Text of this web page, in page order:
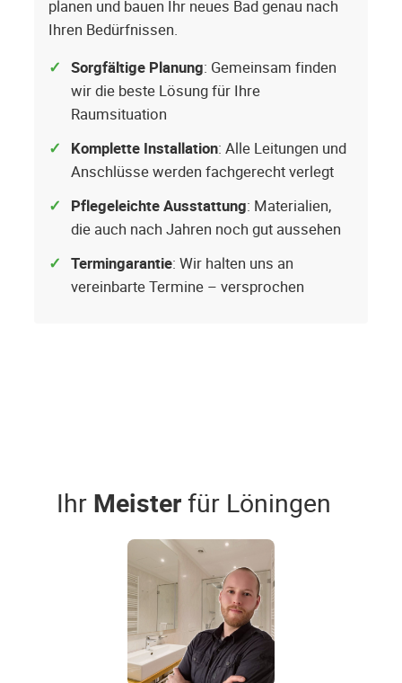
planen und bauen Ihr neues Bad genau nach
Ihren Bedürfnissen.
Sorgfältige Planung: Gemeinsam finden
wir die beste Lösung für Ihre
Raumsituation
Komplette Installation: Alle Leitungen und
Anschlüsse werden fachgerecht verlegt
Pflegeleichte Ausstattung: Materialien,
die auch nach Jahren noch gut aussehen
Termingarantie: Wir halten uns an
vereinbarte Termine – versprochen
Ihr Meisterfür Löningen